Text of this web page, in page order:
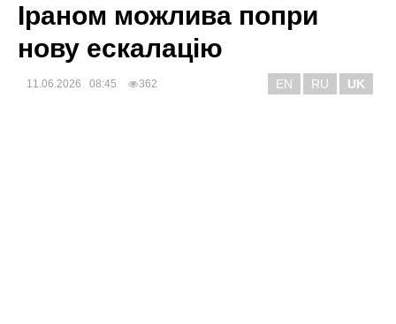
Іраном можлива попри
нову ескалацію
11.06.2026 08:45 362 EN RU UK